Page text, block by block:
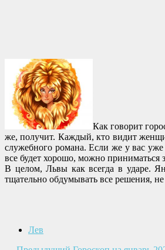
Как говорит
же, получит. Каждый, кто видит
служебного романа. Если же у вас
все будет хорошо, можно приниматься
В целом, Львы как всегда в ударе.
тщательно обдумывать все решения,
Лев